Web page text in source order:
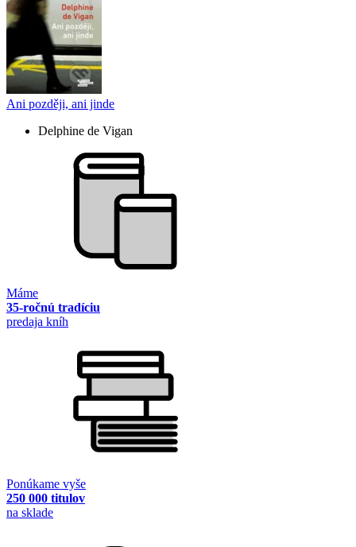
Ani později, ani jinde
Delphine de Vigan
Máme
35-ročnú tradíciu
predaja kníh
Ponúkame vyše
250 000 titulov
na sklade